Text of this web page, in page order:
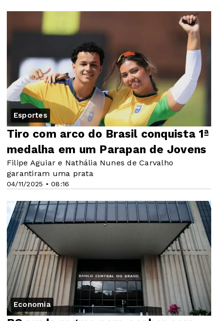
Esportes
04/11/2025 • 08:16
Tiro com arco do Brasil conquista 1ª
medalha em um Parapan de Jovens
Filipe Aguiar e Nathália Nunes de Carvalho
garantiram uma prata
Economia